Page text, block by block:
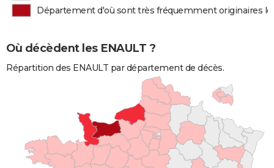
Département d'où sont très fréquemment originaires
Où décèdent les ENAULT ?
Répartition des ENAULT par département de décès.